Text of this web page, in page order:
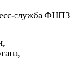
служба ФНПЗ